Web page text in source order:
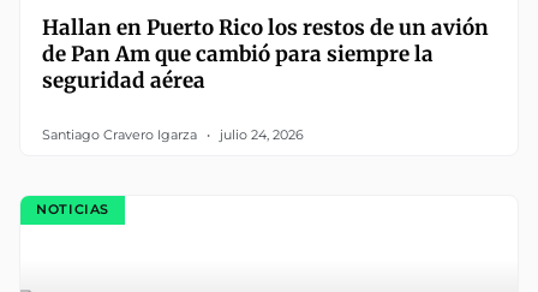
Hallan en Puerto Rico los restos de un avión
de Pan Am que cambió para siempre la
seguridad aérea
Santiago Cravero Igarza julio 24, 2026
NOTICIAS